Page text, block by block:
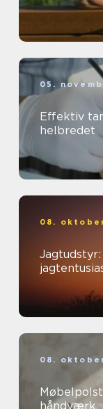
05.
Effektiv
helbredet
08.
08.
håndværk